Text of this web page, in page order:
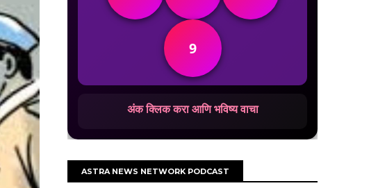
9
अंक क्लिक करा आणि भविष्य वाचा
ASTRA NEWS NETWORK PODCAST